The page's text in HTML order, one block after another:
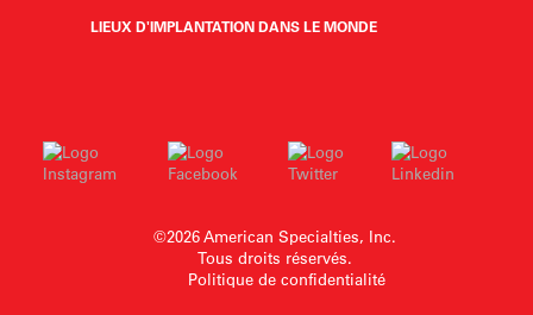
LIEUX D'IMPLANTATION DANS LE MONDE
©2026 American Specialties, Inc.
Tous droits réservés.
Politique de confidentialité